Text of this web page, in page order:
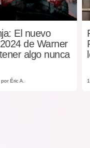
El nuevo
de Warner
algo nunca
por Éric A.